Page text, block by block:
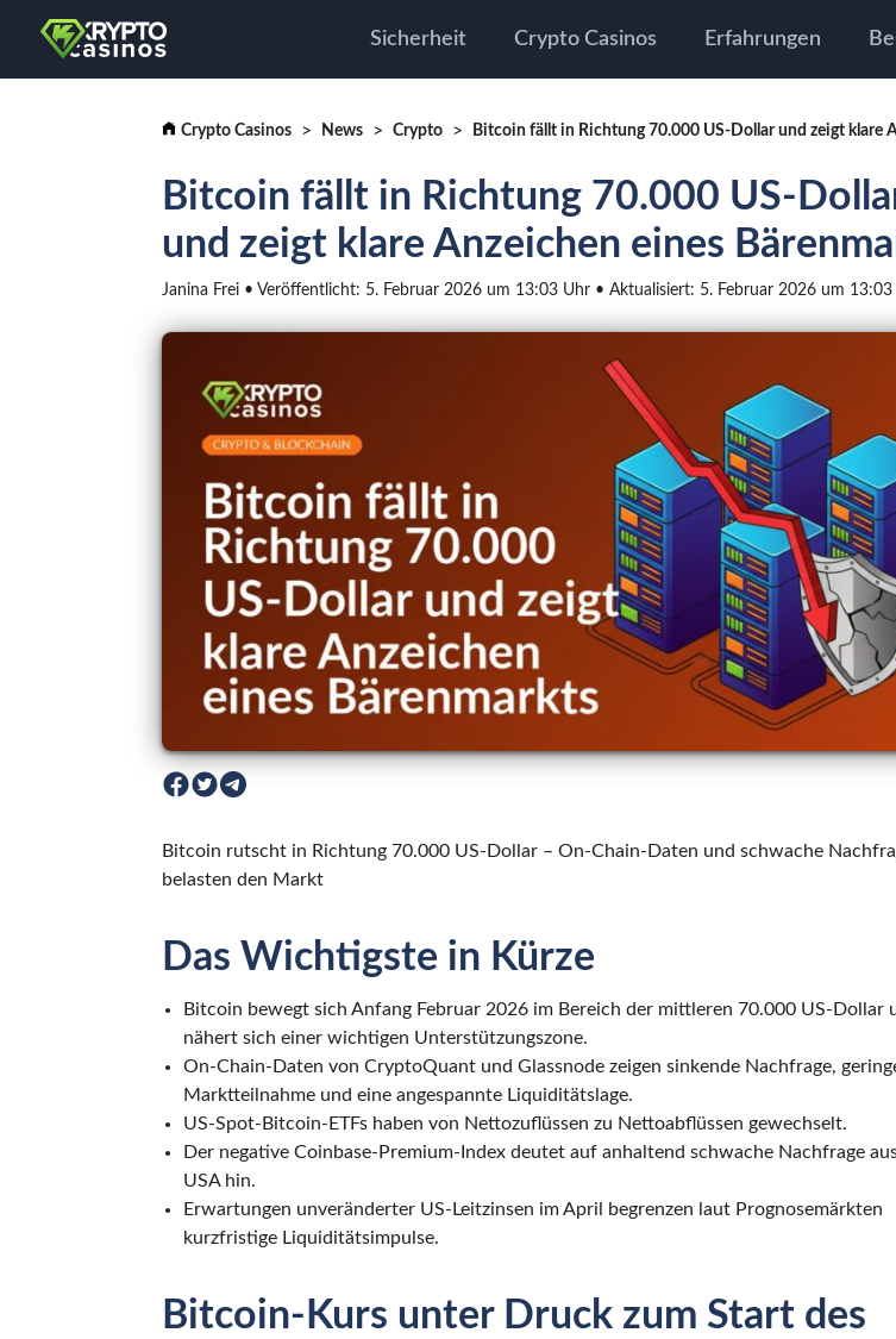
Sicherheit Crypto Casinos Erfahrungen
Crypto Casinos News Crypto
Bitcoin fällt in Richtung 70.000 US-
und zeigt klare Anzeichen eines
Janina Frei • Veröffentlicht: 5. Februar 2026 um 13:03 Uhr • Aktualisiert: 5. Februar 2026 um 13:03
Bitcoin rutscht in Richtung 70.000 US-Dollar – On-Chain-Daten und schwache
belasten den Markt
Das Wichtigste in Kürze
Bitcoin bewegt sich Anfang Februar 2026 im Bereich der mittleren 70.000 US-Dollar
nähert sich einer wichtigen Unterstützungszone.
On-Chain-Daten von CryptoQuant und Glassnode zeigen sinkende Nachfrage,
Marktteilnahme und eine angespannte Liquiditätslage.
US-Spot-Bitcoin-ETFs haben von Nettozuflüssen zu Nettoabflüssen gewechselt.
Der negative Coinbase-Premium-Index deutet auf anhaltend schwache Nachfrage
USA hin.
Erwartungen unveränderter US-Leitzinsen im April begrenzen laut Prognosemärkten
kurzfristige Liquiditätsimpulse.
Bitcoin-Kurs unter Druck zum Start des